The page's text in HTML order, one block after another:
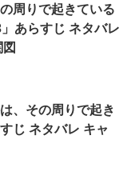
周りで起きている
あらすじ ネタバレ
、その周りで起き
じ ネタバレ キャ